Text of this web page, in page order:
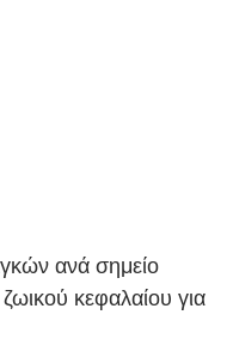
ανά σημείο
κεφαλαίου για